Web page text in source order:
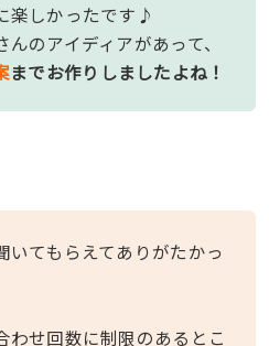
楽しかったです♪
のアイディアがあって、
までお作りしましたよね！
いてもらえてありがたかっ
わせ回数に制限のあるとこ